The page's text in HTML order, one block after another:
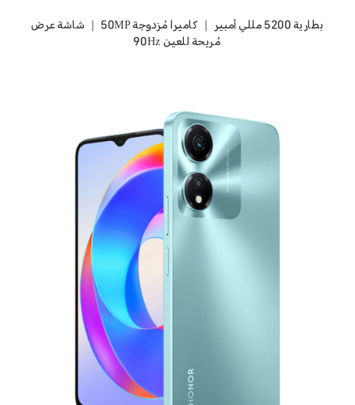
بطارية 5200 مللي أمبير ｜ كاميرا مُزدوجة 50MP ｜ شاشة عرض
مُريحة للعين 90Hz